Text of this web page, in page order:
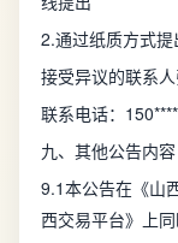
2.通过纸质方式提
接受异议的联系
联系电话：
九、其他公告内容
9.1本公告在《山
西交易平台》上同